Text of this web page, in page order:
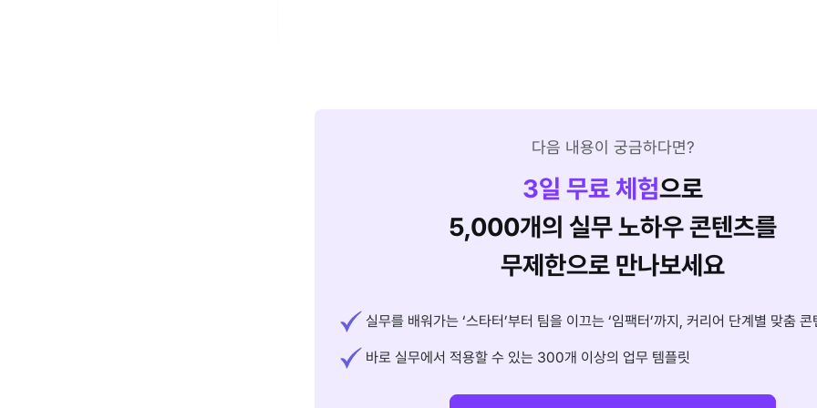
다음 내용이 궁금하다면?
3일 무료 체험으로
5,000개의 실무 노하우 콘텐츠를
무제한으로 만나보세요
실무를 배워가는 ‘스타터’부터 팀을 이끄는 ‘임팩터’까지, 커리어 단계별 맞춤 콘
바로 실무에서 적용할 수 있는 300개 이상의 업무 템플릿